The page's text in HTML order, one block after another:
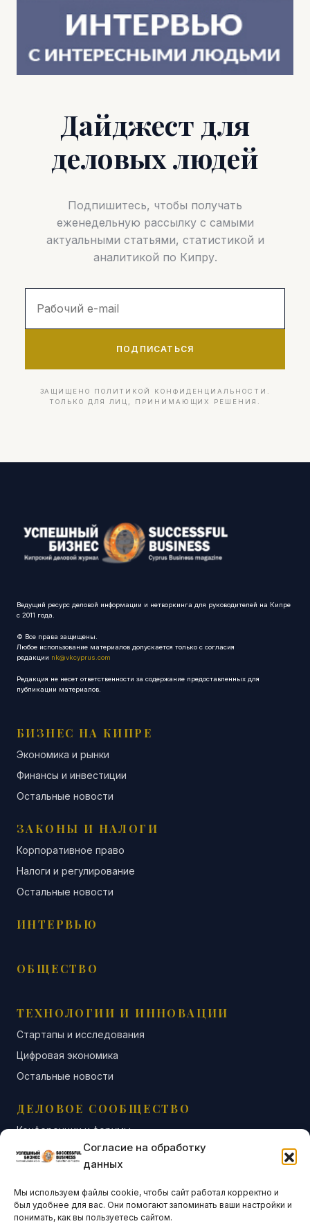
Согласие на обработку
данных
Мы используем файлы cookie, чтобы сайт работал корректно и
был удобнее для вас. Они помогают запоминать ваши настройки и
понимать, как вы пользуетесь сайтом.
Дайджест для
деловых людей
Подпишитесь, чтобы получать
еженедельную рассылку с самыми
актуальными статьями, статистикой и
аналитикой по Кипру.
ПОДПИСАТЬСЯ
ЗАЩИЩЕНО ПОЛИТИКОЙ КОНФИДЕНЦИАЛЬНОСТИ.
ТОЛЬКО ДЛЯ ЛИЦ, ПРИНИМАЮЩИХ РЕШЕНИЯ.
Ведущий ресурс деловой информации и нетворкинга для руководителей на Кипре
с 2011 года.
© Все права защищены.
Любое использование материалов допускается только с согласия
редакции nk@vkcyprus.com
Редакция не несет ответственности за содержание предоставленных для
публикации материалов.
БИЗНЕС НА КИПРЕ
Экономика и рынки
Финансы и инвестиции
Остальные новости
ЗАКОНЫ И НАЛОГИ
Корпоративное право
Налоги и регулирование
Остальные новости
ИНТЕРВЬЮ
ОБЩЕСТВО
ТЕХНОЛОГИИ И ИННОВАЦИИ
Стартапы и исследования
Цифровая экономика
Остальные новости
ДЕЛОВОЕ СООБЩЕСТВО
Конференции и форумы
Бизнес-клубы и ассоциации
Остальные новости
АНАЛИТИКА И СТАТИСТИКА